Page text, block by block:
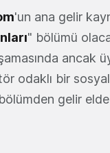
'un ana gelir
" bölümü
ancak
odaklı bir sosyal
gelir